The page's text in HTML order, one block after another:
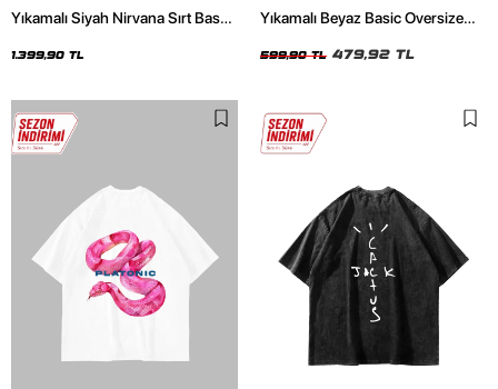
Yıkamalı Siyah Nirvana Sırt Baskılı
1.399,90 TL
Yıkamalı Beyaz Basic Oversize
599,90 TL 479,92 TL